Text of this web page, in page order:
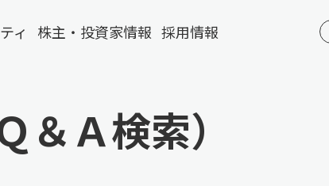
ィ 株主・投資家情報 採用情報
＆Ａ検索）